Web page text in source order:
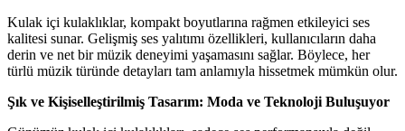
Kulak içi kulaklıklar, kompakt boyutlarına rağmen etkileyici ses
kalitesi sunar. Gelişmiş ses yalıtımı özellikleri, kullanıcıların daha
derin ve net bir müzik deneyimi yaşamasını sağlar. Böylece, her
türlü müzik türünde detayları tam anlamıyla hissetmek mümkün olur.
Şık ve Kişiselleştirilmiş Tasarım: Moda ve Teknoloji Buluşuyor